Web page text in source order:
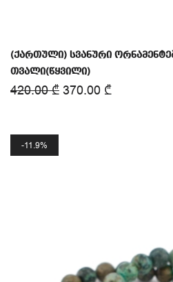
(ქართული) სვანური
თვალი(წყვილი)
420.00₾ 370.00 ₾
11.9%